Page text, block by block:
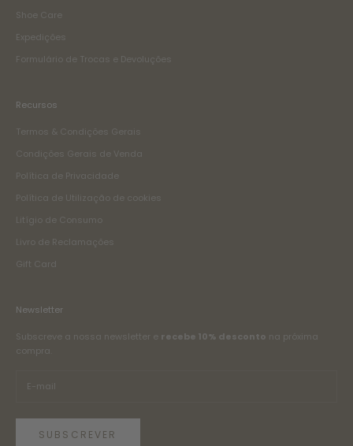
Shoe Care
Expedições
Formulário de Trocas e Devoluções
Recursos
Termos & Condições Gerais
Condições Gerais de Venda
Política de Privacidade
Política de Utilização de cookies
Litígio de Consumo
Livro de Reclamações
Gift Card
Newsletter
Subscreve a nossa newsletter e recebe 10% desconto na próxima
compra.
SUBSCREVER